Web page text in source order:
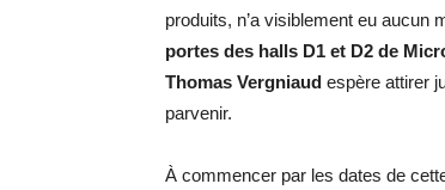
produits, n’a visiblement eu aucun
portes des halls D1 et D2 de
Thomas Vergniaud espère attirer
parvenir.
À commencer par les dates de